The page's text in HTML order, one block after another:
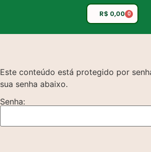
R$ 0,00 0
Este conteúdo está protegido por
sua senha abaixo.
Senha: